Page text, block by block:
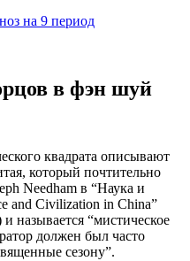
на 9 период
в фэн шуй
квадрата описывают
который почтительно
Needham в “Наука и
and Civilization in China”
называется “мистическое
должен был часто
сезону”.